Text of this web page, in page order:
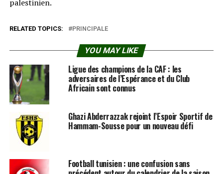
palestinien.
RELATED TOPICS: PRINCIPALE
YOU MAY LIKE
Ligue des champions de la CAF : les
adversaires de l’Espérance et du Club
Africain sont connus
Ghazi Abderrazzak rejoint l’Espoir Sportif de
Hammam-Sousse pour un nouveau défi
Football tunisien : une confusion sans